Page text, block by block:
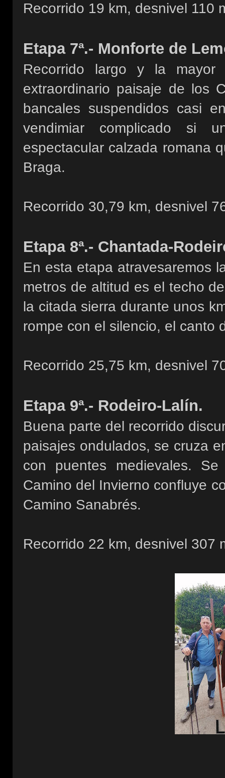
Recorrido 19 km, desnivel 110
Etapa 7ª.- Monforte de
Recorrido largo y la
extraordinario paisaje de los
bancales suspendidos casi
vendimiar complicado si
espectacular calzada romana
Braga.
Recorrido 30,79 km, desnivel
Etapa 8ª.- Chantada-
En esta etapa atravesaremos
metros de altitud es el techo
la citada sierra durante unos
rompe con el silencio, el canto
Recorrido 25,75 km, desnivel
Etapa 9ª.- Rodeiro-Lalín.
Buena parte del recorrido
paisajes ondulados, se cruza
con puentes medievales.
Camino del Invierno confluye
Camino Sanabrés.
Recorrido 22 km, desnivel 307